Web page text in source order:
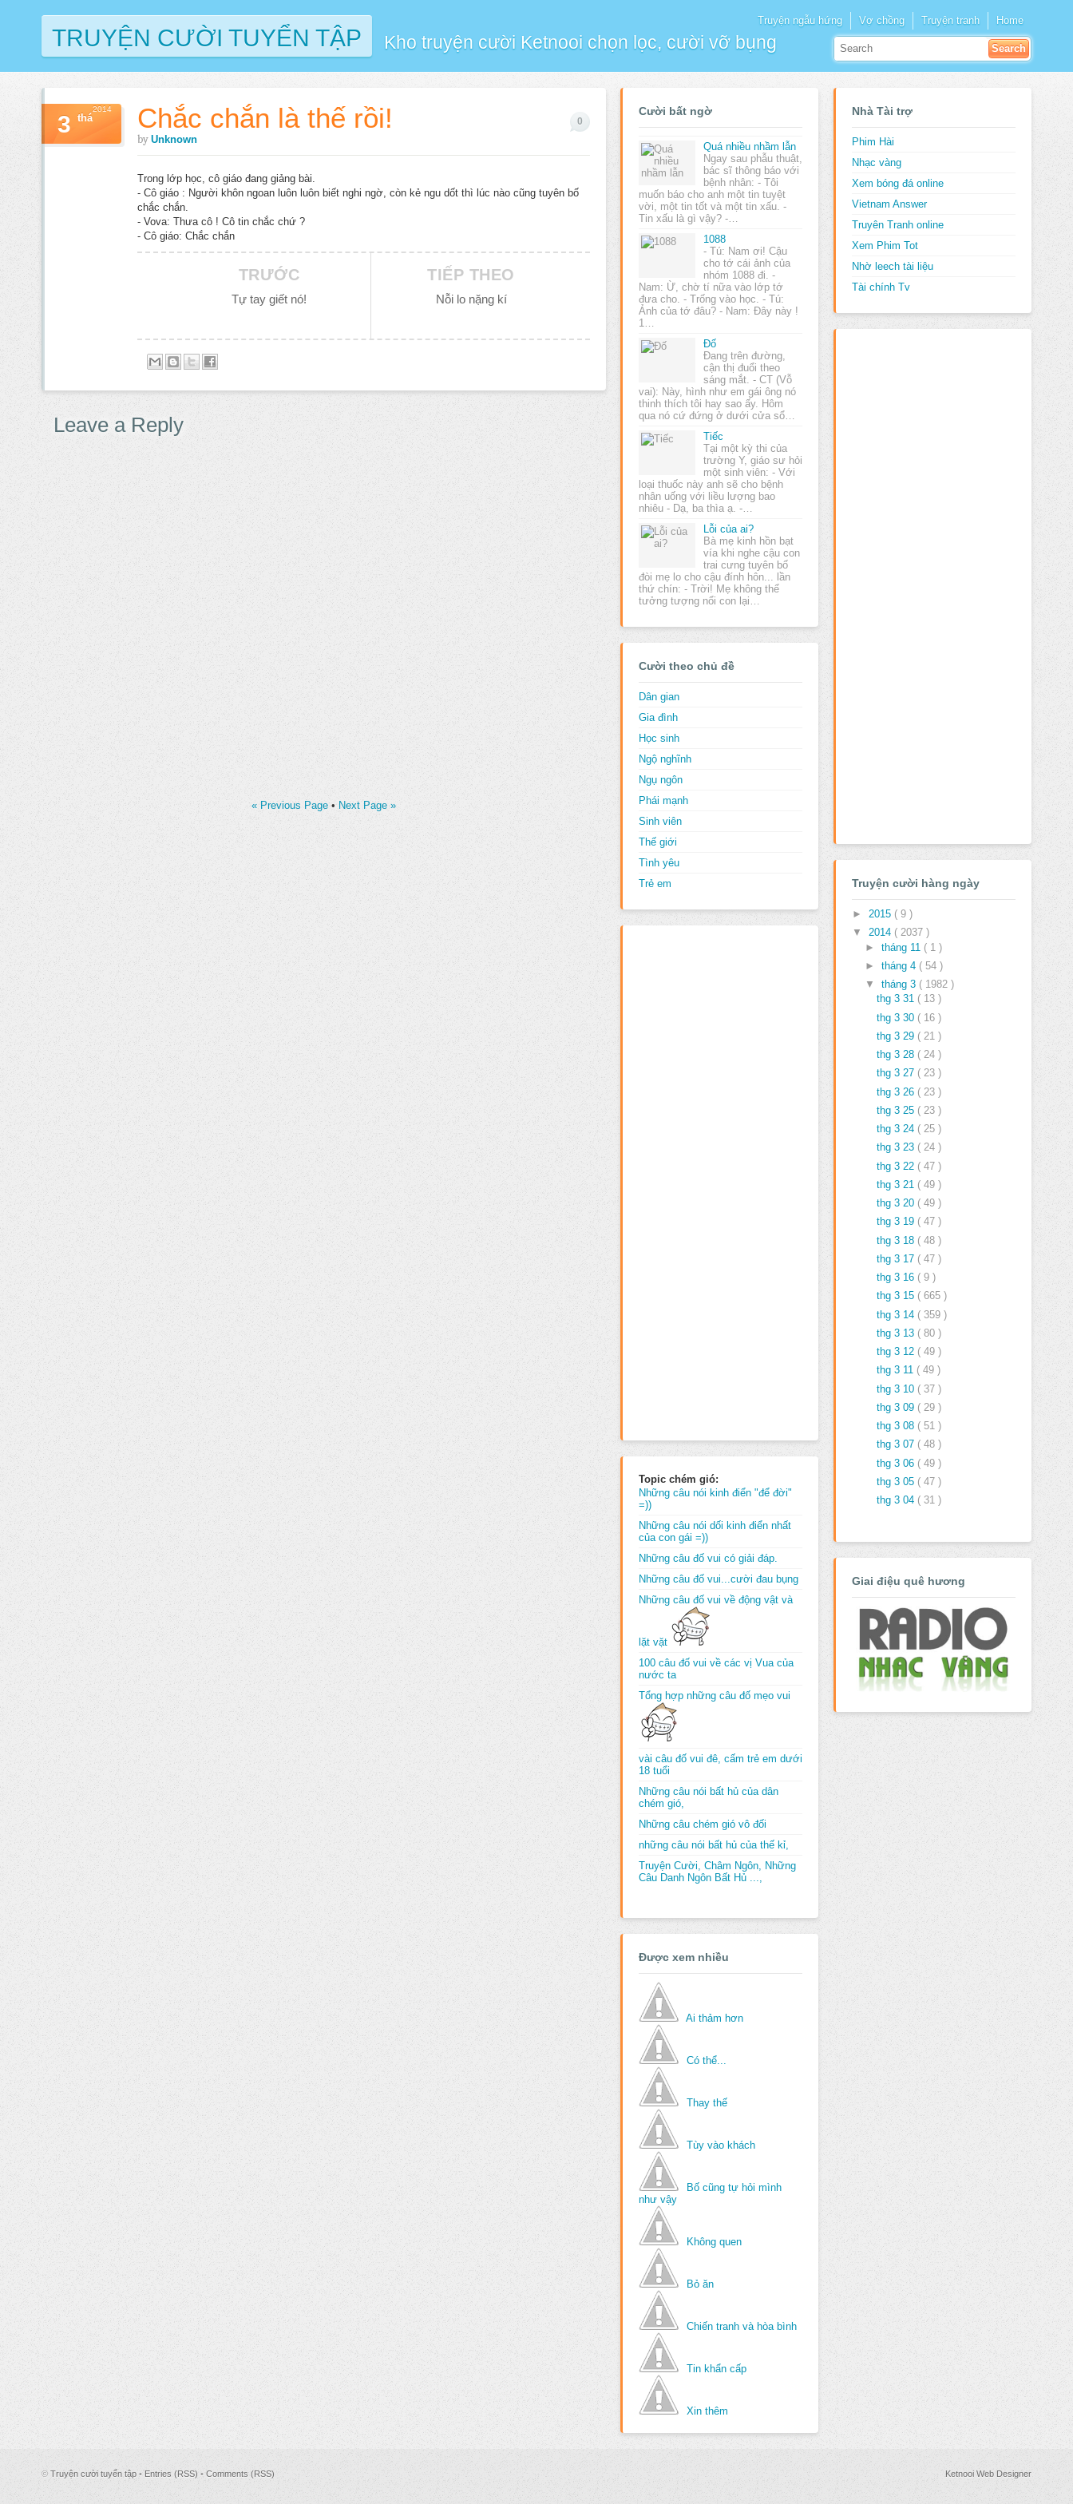
TRUYỆN CƯỜI TUYỂN TẬP Kho truyện cười Ketnooi chọn lọc, cười vỡ bụng
Truyện ngẫu hứng Vợ chồng Truyện tranh Home
Chắc chắn là thế rồi!
by Unknown
3 thá
2014
0
Trong lớp học, cô giáo đang giảng bài.
- Cô giáo : Người khôn ngoan luôn luôn biết nghi ngờ, còn kẻ ngu dốt thì lúc nào cũng tuyên bố
chắc chắn.
- Vova: Thưa cô ! Cô tin chắc chứ ?
- Cô giáo: Chắc chắn
TIẾP THEO
Nỗi lo nặng kí
TRƯỚC
Tự tay giết nó!
Leave a Reply
« Previous Page• Next Page »
Cười bất ngờ
Quá nhiều nhầm lẫn
Ngay sau phẫu thuật,
bác sĩ thông báo với
bệnh nhân: - Tôi
muốn báo cho anh một tin tuyệt
vời, một tin tốt và một tin xấu. -
Tin xấu là gì vậy? -…
1088
- Tú: Nam ơi! Cậu
cho tớ cái ảnh của
nhóm 1088 đi. -
Nam: Ừ, chờ tí nữa vào lớp tớ
đưa cho. - Trống vào học. - Tú:
Ảnh của tớ đâu? - Nam: Đây này !
1…
Đố
Đang trên đường,
cận thị đuổi theo
sáng mắt. - CT (Vỗ
vai): Này, hình như em gái ông nó
thinh thích tôi hay sao ấy. Hôm
qua nó cứ đứng ở dưới cửa sổ…
Tiếc
Tại một kỳ thi của
trường Y, giáo sư hỏi
một sinh viên: - Với
loại thuốc này anh sẽ cho bệnh
nhân uống với liều lượng bao
nhiêu - Dạ, ba thìa ạ. -…
Lỗi của ai?
Bà mẹ kinh hồn bạt
vía khi nghe cậu con
trai cưng tuyên bố
đòi mẹ lo cho cậu đính hôn... lần
thứ chín: - Trời! Mẹ không thể
tưởng tượng nổi con lại…
Cười theo chủ đề
Dân gian
Gia đình
Học sinh
Ngộ nghĩnh
Ngụ ngôn
Phái mạnh
Sinh viên
Thế giới
Tình yêu
Trẻ em
Topic chém gió:
Những câu nói kinh điển "để đời"
=))
Những câu nói dối kinh điển nhất
của con gái =))
Những câu đố vui có giải đáp.
Những câu đố vui...cười đau bụng
Những câu đố vui về động vật và
lặt vặt
100 câu đố vui về các vị Vua của
nước ta
Tổng hợp những câu đố mẹo vui
vài câu đố vui đê, cấm trẻ em dưới
18 tuổi
Những câu nói bất hủ của dân
chém gió,
Những câu chém gió vô đối
những câu nói bất hủ của thế kỉ,
Truyện Cười, Châm Ngôn, Những
Câu Danh Ngôn Bất Hủ ...,
Được xem nhiều
Ai thảm hơn
Có thể...
Thay thế
Tùy vào khách
Bố cũng tự hỏi mình
như vậy
Không quen
Bỏ ăn
Chiến tranh và hòa bình
Tin khẩn cấp
Xin thêm
Nhà Tài trợ
Phim Hài
Nhạc vàng
Xem bóng đá online
Vietnam Answer
Truyên Tranh online
Xem Phim Tot
Nhờ leech tài liệu
Tài chính Tv
Truyện cười hàng ngày
► 2015 ( 9 )
▼ 2014 ( 2037 )
► tháng 11 ( 1 )
► tháng 4 ( 54 )
▼ tháng 3 ( 1982 )
thg 3 31 ( 13 )
thg 3 30 ( 16 )
thg 3 29 ( 21 )
thg 3 28 ( 24 )
thg 3 27 ( 23 )
thg 3 26 ( 23 )
thg 3 25 ( 23 )
thg 3 24 ( 25 )
thg 3 23 ( 24 )
thg 3 22 ( 47 )
thg 3 21 ( 49 )
thg 3 20 ( 49 )
thg 3 19 ( 47 )
thg 3 18 ( 48 )
thg 3 17 ( 47 )
thg 3 16 ( 9 )
thg 3 15 ( 665 )
thg 3 14 ( 359 )
thg 3 13 ( 80 )
thg 3 12 ( 49 )
thg 3 11 ( 49 )
thg 3 10 ( 37 )
thg 3 09 ( 29 )
thg 3 08 ( 51 )
thg 3 07 ( 48 )
thg 3 06 ( 49 )
thg 3 05 ( 47 )
thg 3 04 ( 31 )
Giai điệu quê hương
© Truyện cười tuyển tập • Entries (RSS) • Comments (RSS) Ketnooi Web Designer